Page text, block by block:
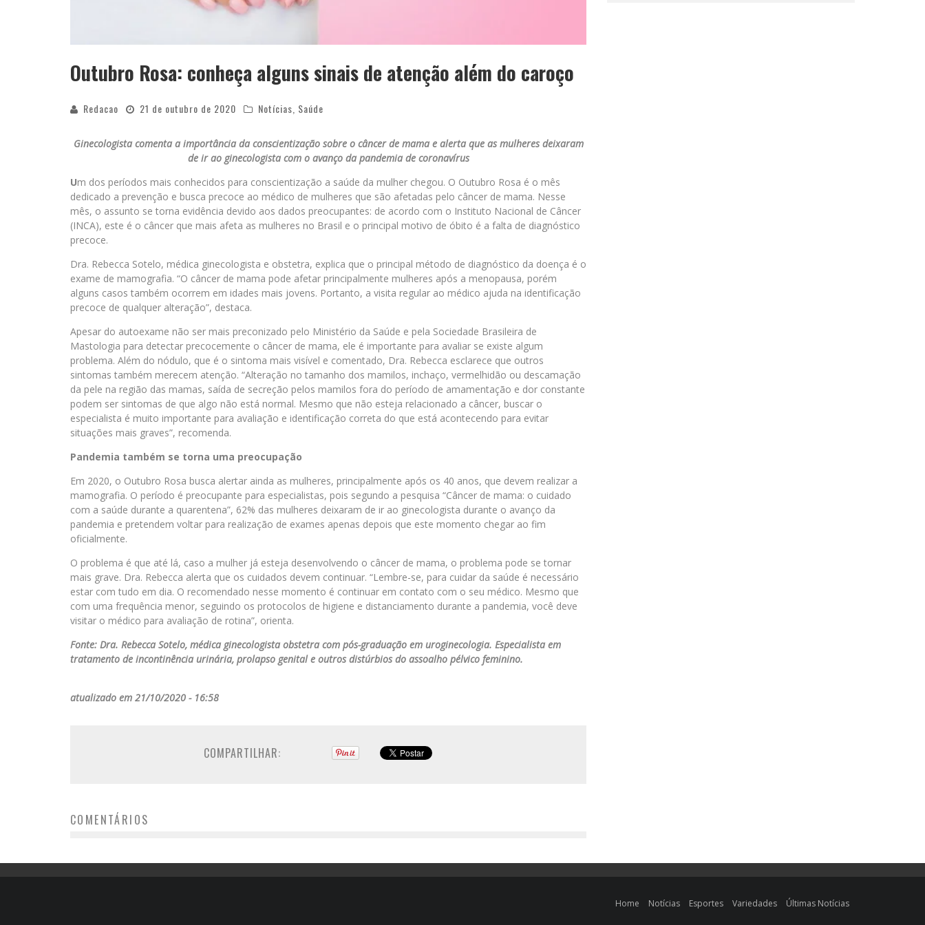
Outubro Rosa: conheça alguns sinais de atenção além do caroço
Redacao 21 de outubro de 2020 Notícias Saúde
Ginecologista comenta a importância da conscientização sobre o câncer de mama e alerta que as mulheres deixaram
de ir ao ginecologista com o avanço da pandemia de coronavírus
Um dos períodos mais conhecidos para conscientização a saúde da mulher chegou. O Outubro Rosa é o mês
dedicado a prevenção e busca precoce ao médico de mulheres que são afetadas pelo câncer de mama. Nesse
mês, o assunto se torna evidência devido aos dados preocupantes: de acordo com o Instituto Nacional de Câncer
(INCA), este é o câncer que mais afeta as mulheres no Brasil e o principal motivo de óbito é a falta de diagnóstico
precoce.
Dra. Rebecca Sotelo, médica ginecologista e obstetra, explica que o principal método de diagnóstico da doença é o
exame de mamografia. “O câncer de mama pode afetar principalmente mulheres após a menopausa, porém
alguns casos também ocorrem em idades mais jovens. Portanto, a visita regular ao médico ajuda na identificação
precoce de qualquer alteração”, destaca.
Apesar do autoexame não ser mais preconizado pelo Ministério da Saúde e pela Sociedade Brasileira de
Mastologia para detectar precocemente o câncer de mama, ele é importante para avaliar se existe algum
problema. Além do nódulo, que é o sintoma mais visível e comentado, Dra. Rebecca esclarece que outros
sintomas também merecem atenção. “Alteração no tamanho dos mamilos, inchaço, vermelhidão ou descamação
da pele na região das mamas, saída de secreção pelos mamilos fora do período de amamentação e dor constante
podem ser sintomas de que algo não está normal. Mesmo que não esteja relacionado a câncer, buscar o
especialista é muito importante para avaliação e identificação correta do que está acontecendo para evitar
situações mais graves”, recomenda.
Pandemia também se torna uma preocupação
Em 2020, o Outubro Rosa busca alertar ainda as mulheres, principalmente após os 40 anos, que devem realizar a
mamografia. O período é preocupante para especialistas, pois segundo a pesquisa “Câncer de mama: o cuidado
com a saúde durante a quarentena”, 62% das mulheres deixaram de ir ao ginecologista durante o avanço da
pandemia e pretendem voltar para realização de exames apenas depois que este momento chegar ao fim
oficialmente.
O problema é que até lá, caso a mulher já esteja desenvolvendo o câncer de mama, o problema pode se tornar
mais grave. Dra. Rebecca alerta que os cuidados devem continuar. “Lembre-se, para cuidar da saúde é necessário
estar com tudo em dia. O recomendado nesse momento é continuar em contato com o seu médico. Mesmo que
com uma frequência menor, seguindo os protocolos de higiene e distanciamento durante a pandemia, você deve
visitar o médico para avaliação de rotina”, orienta.
Fonte: Dra. Rebecca Sotelo, médica ginecologista obstetra com pós-graduação em uroginecologia. Especialista em
tratamento de incontinência urinária, prolapso genital e outros distúrbios do assoalho pélvico feminino.
atualizado em 21/10/2020 - 16:58
COMPARTILHAR:
COMENTÁRIOS
Home Notícias Esportes Variedades Últimas Notícias